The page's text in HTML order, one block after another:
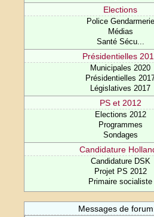
Elections
Police Gendarmerie
Médias
Santé Sécu...
Présidentielles
Municipales 2020
Présidentielles
Législatives 2017
PS et 2012
Elections 2012
Programmes
Sondages
Candidature
Candidature DSK
Projet PS 2012
Primaire socialiste
Messages de